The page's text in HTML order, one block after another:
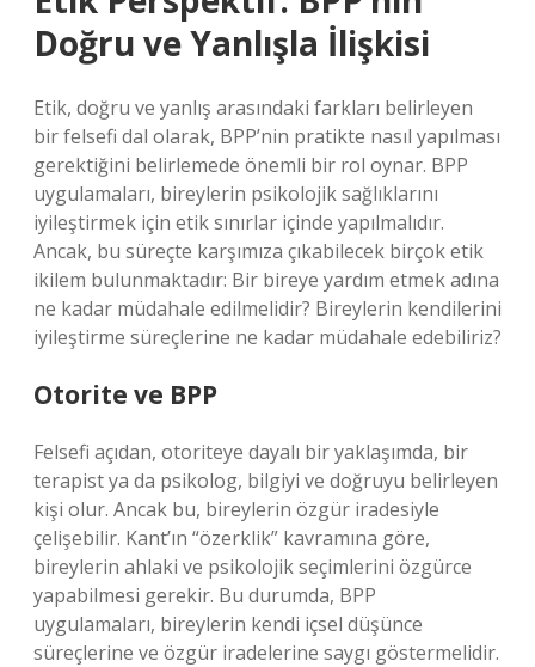
Doğru ve Yanlışla İlişkisi
Etik, doğru ve yanlış arasındaki farkları belirleyen
bir felsefi dal olarak, BPP’nin pratikte nasıl yapılması
gerektiğini belirlemede önemli bir rol oynar. BPP
uygulamaları, bireylerin psikolojik sağlıklarını
iyileştirmek için etik sınırlar içinde yapılmalıdır.
Ancak, bu süreçte karşımıza çıkabilecek birçok etik
ikilem bulunmaktadır: Bir bireye yardım etmek adına
ne kadar müdahale edilmelidir? Bireylerin kendilerini
iyileştirme süreçlerine ne kadar müdahale edebiliriz?
Otorite ve BPP
Felsefi açıdan, otoriteye dayalı bir yaklaşımda, bir
terapist ya da psikolog, bilgiyi ve doğruyu belirleyen
kişi olur. Ancak bu, bireylerin özgür iradesiyle
çelişebilir. Kant’ın “özerklik” kavramına göre,
bireylerin ahlaki ve psikolojik seçimlerini özgürce
yapabilmesi gerekir. Bu durumda, BPP
uygulamaları, bireylerin kendi içsel düşünce
süreçlerine ve özgür iradelerine saygı göstermelidir.